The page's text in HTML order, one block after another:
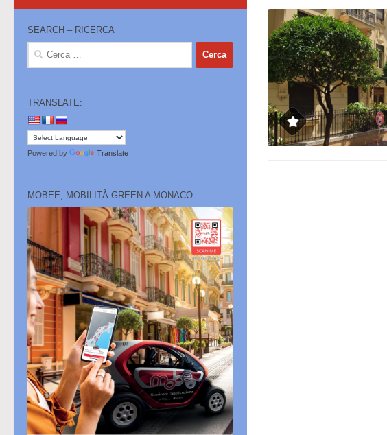
SEARCH – RICERCA
Ricerca
TRANSLATE:
Powered by Translate
MOBEE, MOBILITÀ GREEN A MONACO